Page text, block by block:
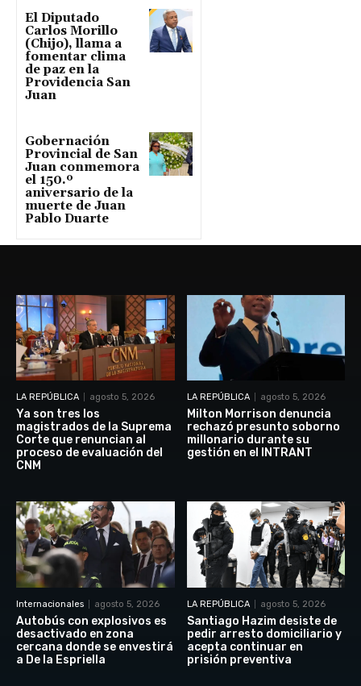
El Diputado
Carlos Morillo
(Chijo), llama a
fomentar clima
de paz en la
Providencia San
Juan
Gobernación
Provincial de San
Juan conmemora
el 150.º
aniversario de la
muerte de Juan
Pablo Duarte
LA REPÚBLICA agosto 5, 2026
Ya son tres los
magistrados de la Suprema
Corte que renuncian al
proceso de evaluación del
CNM
LA REPÚBLICA agosto 5, 2026
Milton Morrison denuncia
rechazó presunto soborno
millonario durante su
gestión en el INTRANT
Internacionales agosto 5, 2026
Autobús con explosivos es
desactivado en zona
cercana donde se envestirá
a De la Espriella
LA REPÚBLICA agosto 5, 2026
Santiago Hazim desiste de
pedir arresto domiciliario y
acepta continuar en
prisión preventiva